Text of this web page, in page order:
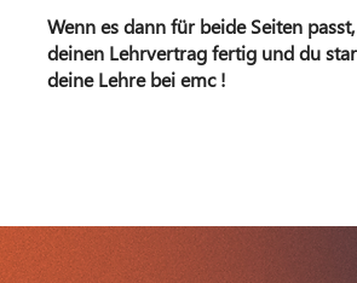
Wenn es dann für beide Seiten
deinen Lehrvertrag fertig und du
deine Lehre bei emc !